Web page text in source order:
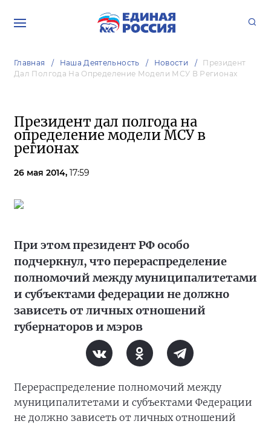
Главная Наша Деятельность Новости
Президент
Дал Полгода На Определение Модели МСУ В Регионах
Президент дал полгода на
определение модели МСУ в
регионах
26 мая 2014, 17:59
При этом президент РФ особо
подчеркнул, что перераспределение
полномочий между муниципалитетами
и субъектами федерации не должно
зависеть от личных отношений
губернаторов и мэров
Перераспределение полномочий между
муниципалитетами и субъектами Федерации
не должно зависеть от личных отношений